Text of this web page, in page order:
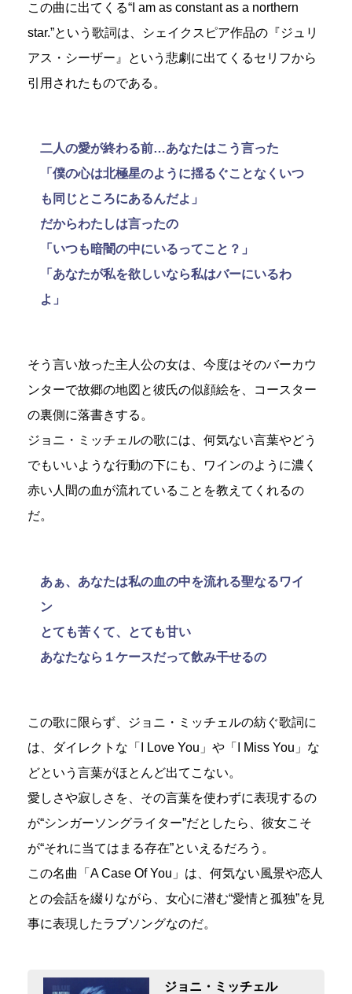
この曲に出てくる“I am as constant as a northern
star.”という歌詞は、シェイクスピア作品の『ジュリ
アス・シーザー』という悲劇に出てくるセリフから
引用されたものである。
二人の愛が終わる前…あなたはこう言った
「僕の心は北極星のように揺るぐことなくいつ
も同じところにあるんだよ」
だからわたしは言ったの
「いつも暗闇の中にいるってこと？」
「あなたが私を欲しいなら私はバーにいるわ
よ」
そう言い放った主人公の女は、今度はそのバーカウ
ンターで故郷の地図と彼氏の似顔絵を、コースター
の裏側に落書きする。
ジョニ・ミッチェルの歌には、何気ない言葉やどう
でもいいような行動の下にも、ワインのように濃く
赤い人間の血が流れていることを教えてくれるの
だ。
あぁ、あなたは私の血の中を流れる聖なるワイ
ン
とても苦くて、とても甘い
あなたなら１ケースだって飲み干せるの
この歌に限らず、ジョニ・ミッチェルの紡ぐ歌詞に
は、ダイレクトな「I Love You」や「I Miss You」な
どという言葉がほとんど出てこない。
愛しさや寂しさを、その言葉を使わずに表現するの
が“シンガーソングライター”だとしたら、彼女こそ
が“それに当てはまる存在”といえるだろう。
この名曲「A Case Of You」は、何気ない風景や恋人
との会話を綴りながら、女心に潜む“愛情と孤独”を見
事に表現したラブソングなのだ。
ジョニ・ミッチェル